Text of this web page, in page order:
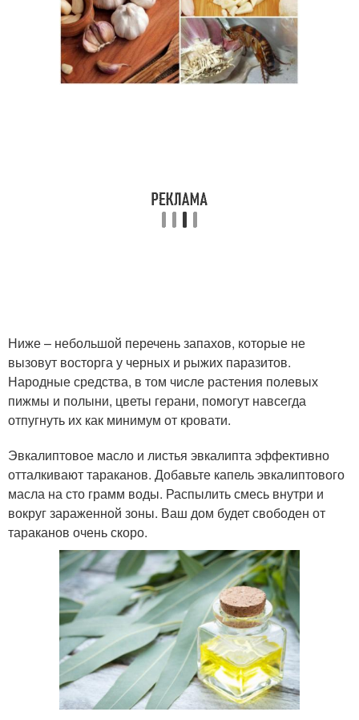
Ниже – небольшой перечень запахов, которые не
вызовут восторга у черных и рыжих паразитов.
Народные средства, в том числе растения полевых
пижмы и полыни, цветы герани, помогут навсегда
отпугнуть их как минимум от кровати.
Эвкалиптовое масло и листья эвкалипта эффективно
отталкивают тараканов. Добавьте капель эвкалиптового
масла на сто грамм воды. Распылить смесь внутри и
вокруг зараженной зоны. Ваш дом будет свободен от
тараканов очень скоро.